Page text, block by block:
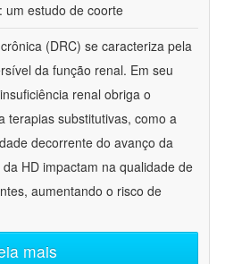
um estudo de coorte
(DRC) se caracteriza pela
da função renal. Em seu
renal obriga o
terapias substitutivas, como a
decorrente do avanço da
HD impactam na qualidade de
aumentando o risco de
mais